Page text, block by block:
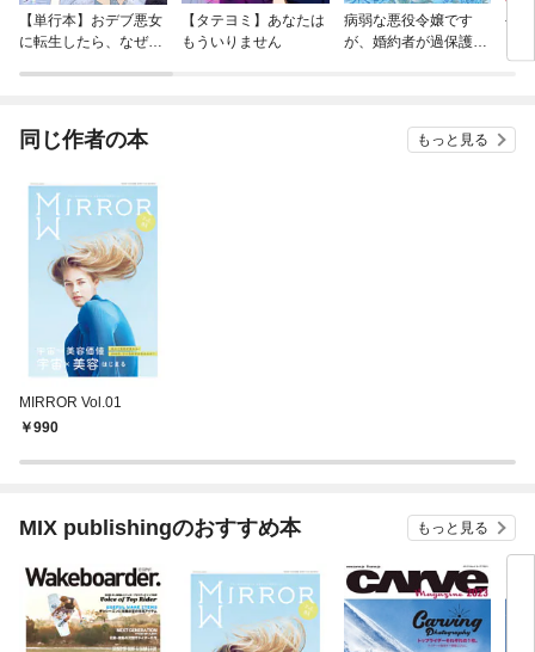
【単行本】おデブ悪女
に転生したら、なぜか
【タテヨミ】あなたは
もういりません
病弱な悪役令嬢です
が、婚約者が過保護す
公
同じ作者の本 もっと見る
MIRROR Vol.01
990
MIX publishingのおすすめ本 もっと見る